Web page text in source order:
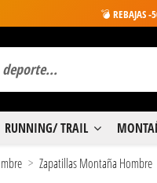
💣 REBAJAS -
RUNNING/ TRAIL
Zapatillas Montaña Hombre